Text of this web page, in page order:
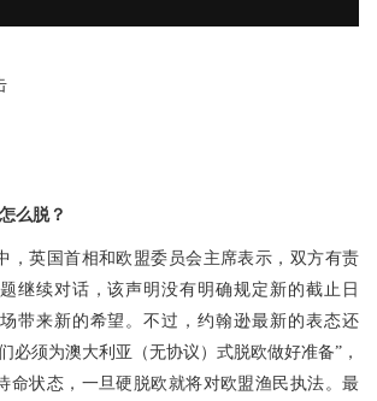
么脱？
，英国首相和欧盟委员会主席表示，双方有责
继续对话，该声明没有明确规定新的截止日
带来新的希望。不过，约翰逊最新的表态还
必须为澳大利亚（无协议）式脱欧做好准备”，
命状态，一旦硬脱欧就将对欧盟渔民执法。最